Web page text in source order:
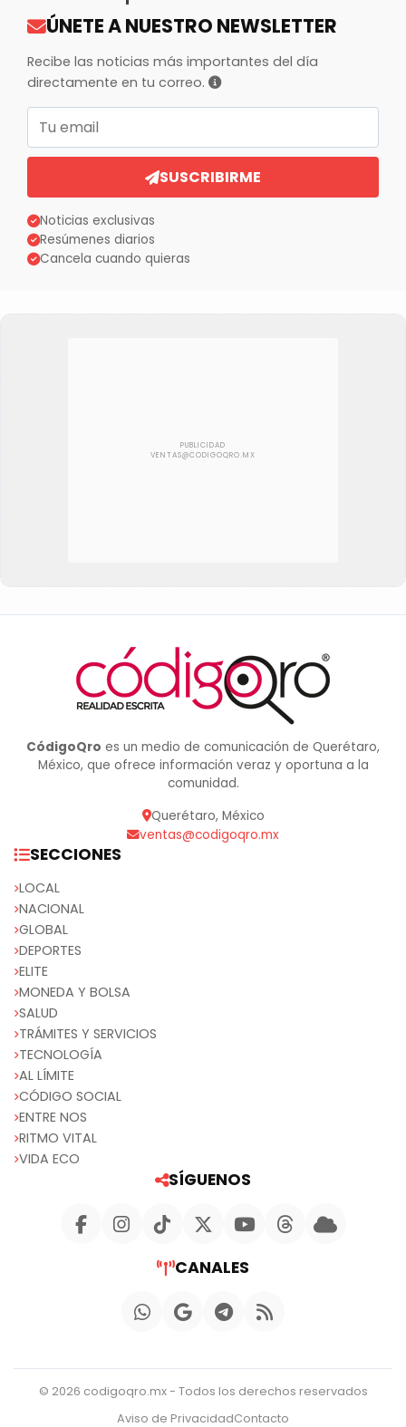
ÚNETE A NUESTRO NEWSLETTER
Recibe las noticias más importantes del día
directamente en tu correo.
SUSCRIBIRME
Noticias exclusivas
Resúmenes diarios
Cancela cuando quieras
CódigoQro es un medio de comunicación de Querétaro,
México, que ofrece información veraz y oportuna a la
comunidad.
Querétaro, México
ventas@codigoqro.mx
SECCIONES
LOCAL
NACIONAL
GLOBAL
DEPORTES
ELITE
MONEDA Y BOLSA
SALUD
TRÁMITES Y SERVICIOS
TECNOLOGÍA
AL LÍMITE
CÓDIGO SOCIAL
ENTRE NOS
RITMO VITAL
VIDA ECO
SÍGUENOS
CANALES
© 2026 codigoqro.mx - Todos los derechos reservados
Aviso de PrivacidadContacto